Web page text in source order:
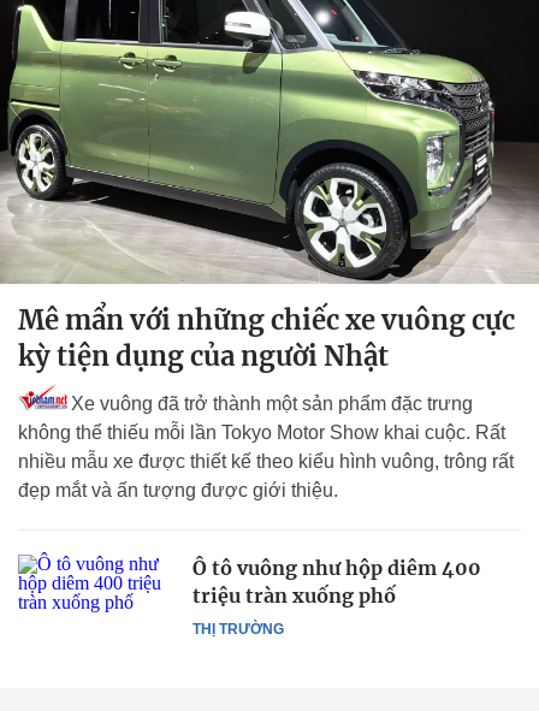
Mê mẩn với những chiếc xe vuông cực
kỳ tiện dụng của người Nhật
Xe vuông đã trở thành một sản phẩm đặc trưng
không thể thiếu mỗi lần Tokyo Motor Show khai cuộc. Rất
nhiều mẫu xe được thiết kế theo kiểu hình vuông, trông rất
đẹp mắt và ấn tượng được giới thiệu.
THỊ TRƯỜNG
Ô tô vuông như hộp diêm 400
triệu tràn xuống phố